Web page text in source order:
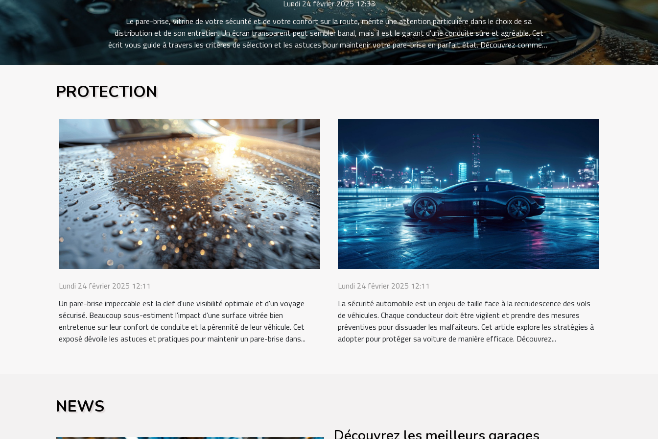
Lundi 24 février 2025 12:33
Le pare-brise, vitrine de votre sécurité et de votre confort sur la route, mérite une attention particulière dans le choix de sa
distribution et de son entretien. Un écran transparent peut sembler banal, mais il est le garant d'une conduite sûre et agréable. Cet
écrit vous guide à travers les critères de sélection et les astuces pour maintenir votre pare-brise en parfait état. Découvrez comment
naviguer dans l'univers des pare-brises pour faire des choix éclairés et préserver votre visibilité, quelles que soient les conditions de
route. Comprendre l'importance du pare-brise Le pare-brise n'est pas simplement une vitre transparente à l'avant de votre véhicule ;
PROTECTION
Lundi 24 février 2025 12:11
Un pare-brise impeccable est la clef d'une visibilité optimale et d'un voyage
sécurisé. Beaucoup sous-estiment l'impact d'une surface vitrée bien
entretenue sur leur confort de conduite et la pérennité de leur véhicule. Cet
exposé dévoile les astuces et pratiques pour maintenir un pare-brise dans...
Lundi 24 février 2025 12:11
La sécurité automobile est un enjeu de taille face à la recrudescence des vols
de véhicules. Chaque conducteur doit être vigilent et prendre des mesures
préventives pour dissuader les malfaiteurs. Cet article explore les stratégies à
adopter pour protéger sa voiture de manière efficace. Découvrez...
NEWS